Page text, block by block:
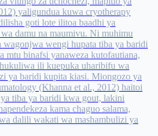
yaligundua kuwa cryotherapy
goti lote ilitoa baadhi ya
damu na maumivu. Ni muhimu
wengi hupata tiba ya baridi
mtu binafsi yanaweza kutofautiana,
ili kuepuka uharibifu wa
ya baridi kupita kiasi. Miongozo ya
(Khanna et al., 2012) haitoi
tiba ya baridi kwa gout, lakini
kama chaguo salama,
dalili wakati wa mashambulizi ya